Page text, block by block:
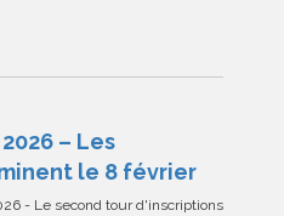
– Les
le 8 février
- Le second tour d'inscriptions